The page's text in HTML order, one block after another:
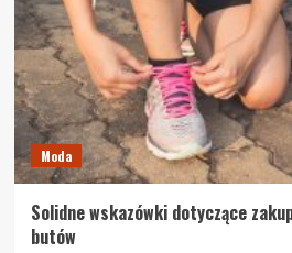
Moda
Solidne wskazówki dotyczące
butów